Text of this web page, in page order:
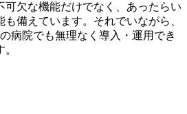
可欠な機能だけでなく、あったらい
備えています。それでいながら、
病院でも無理なく導入・運用でき